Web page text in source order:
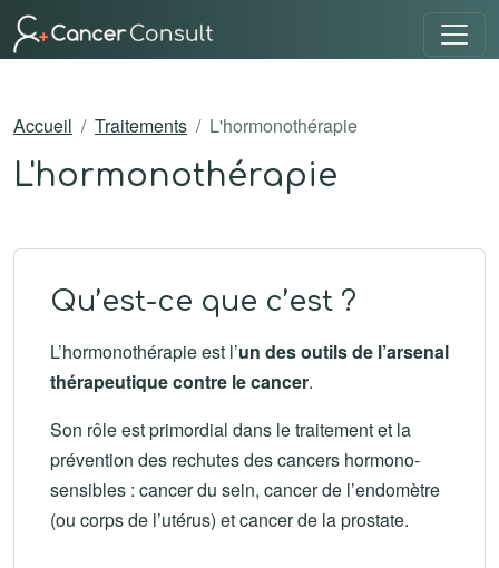
Accueil Traitements L'hormonothérapie
L'hormonothérapie
Qu’est-ce que c’est ?
L’hormonothérapie est l’un des outils de l’arsenal
thérapeutique contre le cancer.
Son rôle est primordial dans le traitement et la
prévention des rechutes des cancers hormono-
sensibles : cancer du sein, cancer de l’endomètre
(ou corps de l’utérus) et cancer de la prostate.